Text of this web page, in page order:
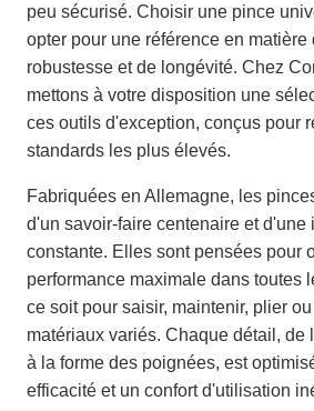
peu sécurisé. Choisir une pince
opter pour une référence en
robustesse et de longévité. Chez
mettons à votre disposition une
ces outils d'exception, conçus pour
standards les plus élevés.
Fabriquées en Allemagne, les
d'un savoir-faire centenaire et d'une
constante. Elles sont pensées pour
performance maximale dans toutes
ce soit pour saisir, maintenir, plier
matériaux variés. Chaque détail, de
à la forme des poignées, est
efficacité et un confort d'utilisation